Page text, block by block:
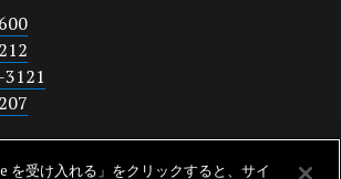
を受け入れる」をクリックすると、サイ